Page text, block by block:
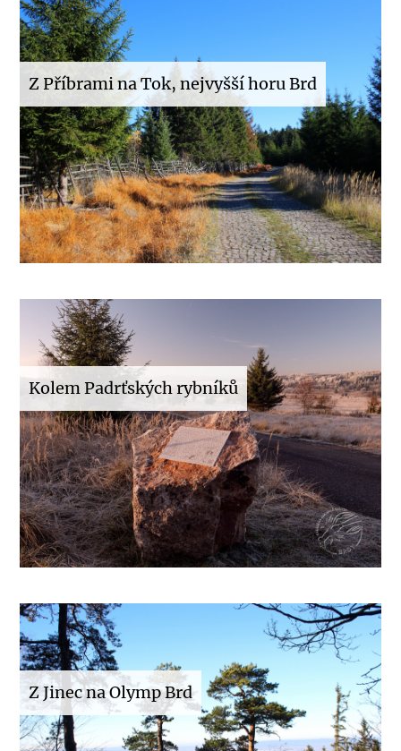
Z Příbrami na Tok, nejvyšší horu Brd
Kolem Padrťských rybníků
Z Jinec na Olymp Brd